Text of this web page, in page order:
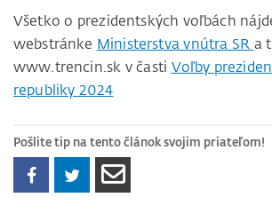
Všetko o prezidentských voľbách
webstránke Ministerstva vnútra SR a
www.trencin.sk v časti Voľby
republiky 2024
Pošlite tip na tento článok svojim priateľom!